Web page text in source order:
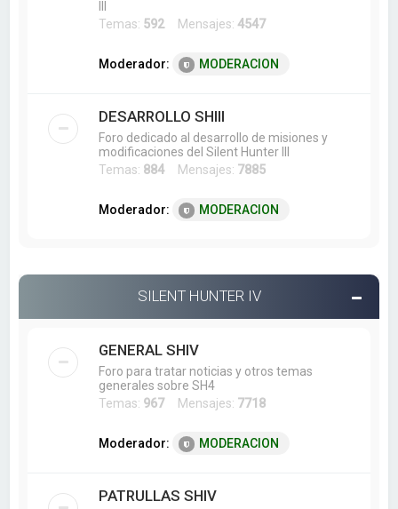
Temas: 592Mensajes:4547
Moderador: MODERACION
DESARROLLO SHIII
Foro dedicado al desarrollo de misiones y
modificaciones del Silent Hunter III
Temas: 884 Mensajes: 7885
Moderador: MODERACION
SILENT HUNTER IV
GENERAL SHIV
Foro para tratar noticias y otros temas
generales sobre SH4
Temas: 967Mensajes: 7718
Moderador: MODERACION
PATRULLAS SHIV